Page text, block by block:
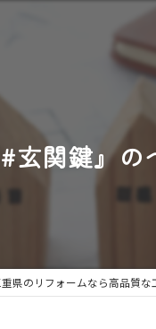
玄関鍵』の
重県のリフォームなら高品質な